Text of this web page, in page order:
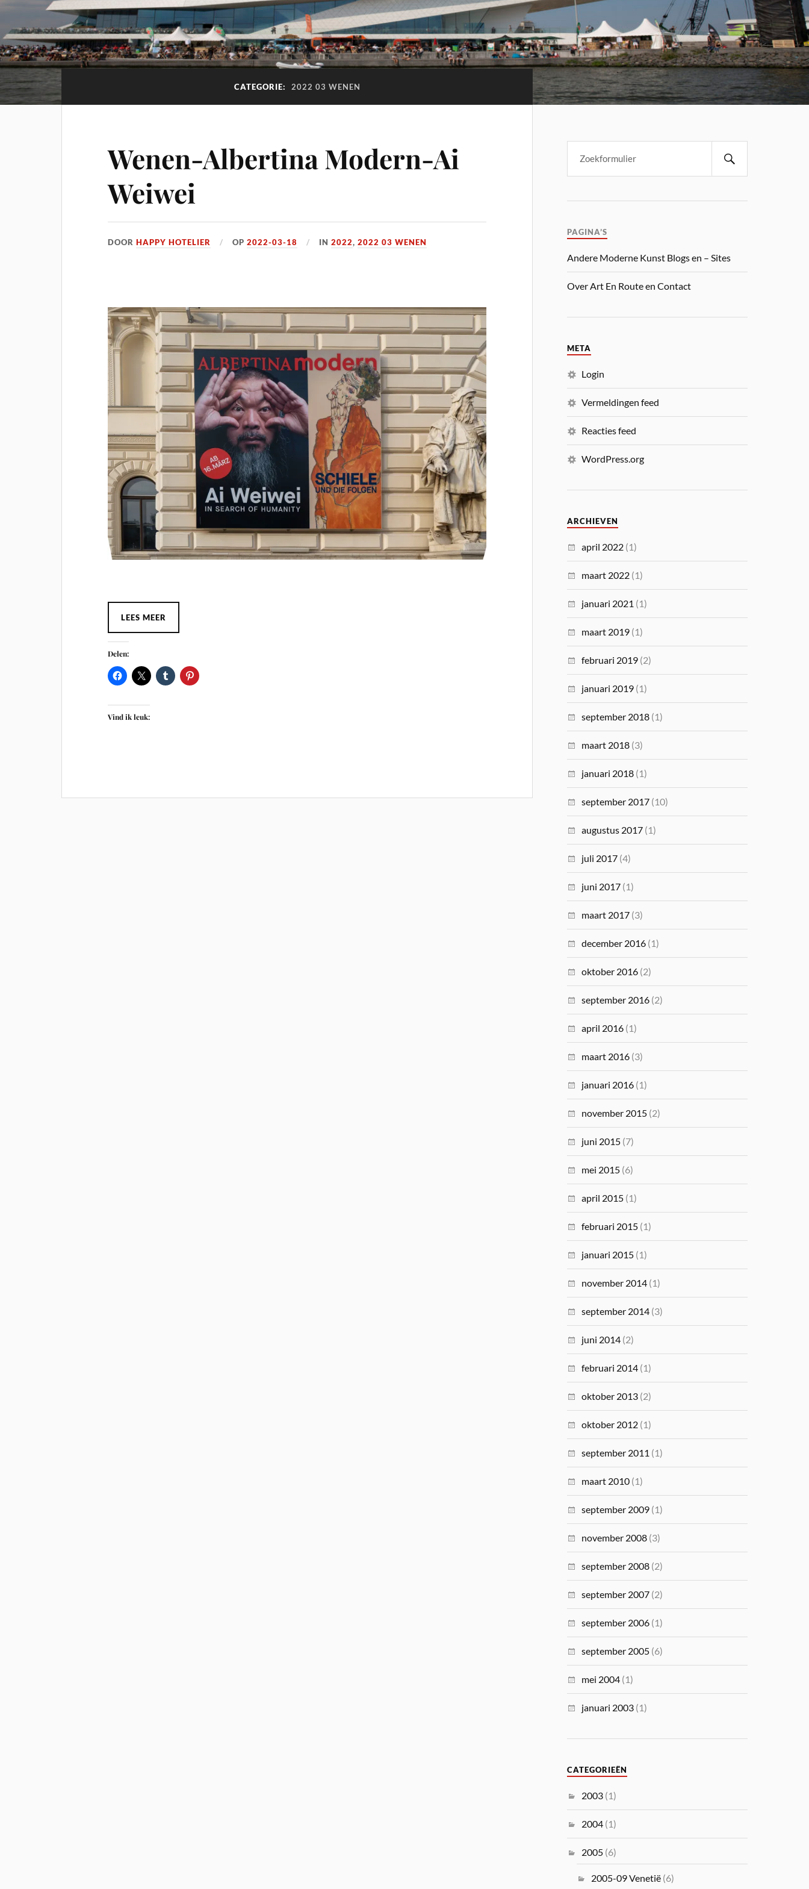
CATEGORIE: 2022 03 WENEN
Wenen-Albertina Modern-Ai
Weiwei
DOORHAPPY HOTELIER OP2022-03-18 IN2022,2022 03 WENEN
LEES MEER
Delen:
Vind ik leuk:
PAGINA’S
Andere Moderne Kunst Blogs en – Sites
Over Art En Route en Contact
META
Login
Vermeldingen feed
Reacties feed
WordPress.org
ARCHIEVEN
april 2022 (1)
maart 2022 (1)
januari 2021 (1)
maart 2019 (1)
februari 2019 (2)
januari 2019 (1)
september 2018 (1)
maart 2018 (3)
januari 2018 (1)
september 2017 (10)
augustus 2017 (1)
juli 2017 (4)
juni 2017 (1)
maart 2017 (3)
december 2016 (1)
oktober 2016 (2)
september 2016 (2)
april 2016 (1)
maart 2016 (3)
januari 2016 (1)
november 2015 (2)
juni 2015 (7)
mei 2015 (6)
april 2015 (1)
februari 2015 (1)
januari 2015 (1)
november 2014 (1)
september 2014 (3)
juni 2014 (2)
februari 2014 (1)
oktober 2013 (2)
oktober 2012 (1)
september 2011 (1)
maart 2010 (1)
september 2009 (1)
november 2008 (3)
september 2008 (2)
september 2007 (2)
september 2006 (1)
september 2005 (6)
mei 2004 (1)
januari 2003 (1)
CATEGORIEËN
2003 (1)
2004 (1)
2005 (6)
2005-09 Venetië (6)